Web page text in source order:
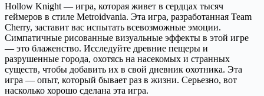
Hollow Knight — игра, которая живет в сердцах тысяч
геймеров в стиле Metroidvania. Эта игра, разработанная Team
Cherry, заставит вас испытать всевозможные эмоции.
Симпатичные рисованные визуальные эффекты в этой игре
— это блаженство. Исследуйте древние пещеры и
разрушенные города, охотясь на насекомых и странных
существ, чтобы добавить их в свой дневник охотника. Эта
игра — опыт, который бывает раз в жизни. Серьезно, вот
насколько хорошо сделана эта игра.